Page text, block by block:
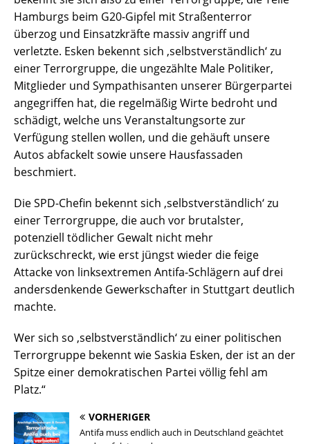
Hamburgs beim G20-Gipfel mit Straßenterror
überzog und Einsatzkräfte massiv angriff und
verletzte. Esken bekennt sich ‚selbstverständlich‘ zu
einer Terrorgruppe, die ungezählte Male Politiker,
Mitglieder und Sympathisanten unserer Bürgerpartei
angegriffen hat, die regelmäßig Wirte bedroht und
schädigt, welche uns Veranstaltungsorte zur
Verfügung stellen wollen, und die gehäuft unsere
Autos abfackelt sowie unsere Hausfassaden
beschmiert.
Die SPD-Chefin bekennt sich ‚selbstverständlich‘ zu
einer Terrorgruppe, die auch vor brutalster,
potenziell tödlicher Gewalt nicht mehr
zurückschreckt, wie erst jüngst wieder die feige
Attacke von linksextremen Antifa-Schlägern auf drei
andersdenkende Gewerkschafter in Stuttgart deutlich
machte.
Wer sich so ‚selbstverständlich‘ zu einer politischen
Terrorgruppe bekennt wie Saskia Esken, der ist an der
Spitze einer demokratischen Partei völlig fehl am
Platz.“
VORHERIGER
Antifa muss endlich auch in Deutschland geächtet